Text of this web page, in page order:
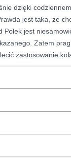
dzięki
jest taka, że
Polek jest
Zatem
zastosowanie